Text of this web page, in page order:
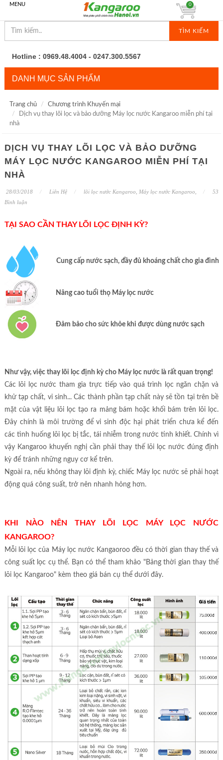
MENU
TÌM KIẾM
0
Hotline : 0969.48.4004 - 0247.300.5567
DANH MỤC SẢN PHẨM
Trang chủ
Chương trình Khuyến mại
Dịch vụ thay lõi lọc và bảo dưỡng Máy lọc nước Kangaroo miễn phí tại
nhà
DỊCH VỤ THAY LÕI LỌC VÀ BẢO DƯỠNG
MÁY LỌC NƯỚC KANGAROO MIỄN PHÍ TẠI
NHÀ
28/03/2018 Liên Hệ lõi lọc nước Kangaroo Máy lọc nước Kangaroo
53
Bình luận
TẠI SAO CẦN THAY LÕI LỌC ĐỊNH KỲ?
Cung cấp nước sạch, đầy đủ khoáng chất cho gia đình
Nâng cao tuổi thọ Máy lọc nước
Đảm bảo cho sức khỏe khi được dùng nước sạch
Như vậy, việc thay lõi lọc định kỳ cho Máy lọc nước là rất quan trọng!
Các lõi lọc nước tham gia trực tiếp vào quá trình lọc ngăn chặn và
khử tạp chất, vi sinh... Các thành phần tạp chất này sẽ tồn tại trên bề
mặt của vật liệu lõi lọc tạo ra mảng bám hoặc khối bám trên lõi lọc.
Đây chính là môi trường để vi sinh độc hại phát triển chưa kể đến
các tình huống lõi lọc bị tắc, tái nhiễm trong nước tinh khiết. Chính vì
vậy Kangaroo khuyến nghị cần phải thay thế lõi lọc nước đúng định
kỳ để tránh những nguy cơ kể trên.
Ngoài ra, nếu không thay lõi định kỳ, chiếc Máy lọc nước sẽ phải hoạt
động quá công suất, trở nên nhanh hỏng hơn.
KHI NÀO NÊN THAY LÕI LỌC MÁY LỌC NƯỚC
KANGAROO?
Mỗi lõi lọc của Máy lọc nước Kangaoroo đều có thời gian thay thế và
công suất lọc cụ thể. Bạn có thể tham khảo "Bảng thời gian thay thế
lõi lọc Kangaroo" kèm theo giá bán cụ thể dưới đây.